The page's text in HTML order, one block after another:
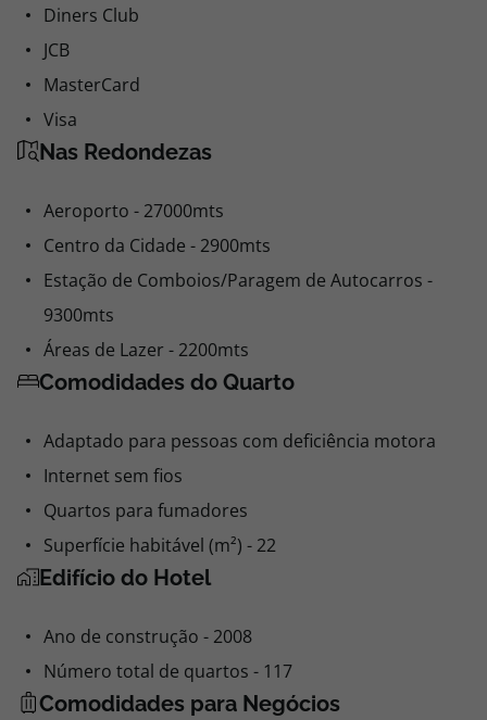
Diners Club
JCB
MasterCard
Visa
Nas Redondezas
Aeroporto - 27000mts
Centro da Cidade - 2900mts
Estação de Comboios/Paragem de Autocarros -
9300mts
Áreas de Lazer - 2200mts
Comodidades do Quarto
Adaptado para pessoas com deficiência motora
Internet sem fios
Quartos para fumadores
Superfície habitável (m²) - 22
Edifício do Hotel
Ano de construção - 2008
Número total de quartos - 117
Comodidades para Negócios